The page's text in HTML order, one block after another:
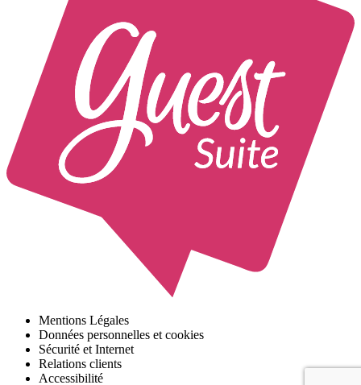
Mentions Légales
Données personnelles et cookies
Sécurité et Internet
Relations clients
Accessibilité